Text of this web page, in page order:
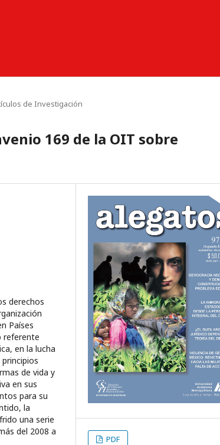
de Investigación
169 de la OIT sobre
derechos
Países
referente
en la lucha
de vida y
en sus
para su
la
una serie
del 2008 a
PDF